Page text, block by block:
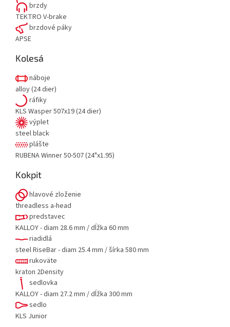
brzdy
TEKTRO V-brake
brzdové páky
APSE
Kolesá
náboje
alloy (24 dier)
ráfiky
KLS Wasper 507x19 (24 dier)
výplet
steel black
plášte
RUBENA Winner 50-507 (24"x1.95)
Kokpit
hlavové zloženie
threadless a-head
predstavec
KALLOY - diam 28.6 mm / dĺžka 60 mm
riadidlá
steel RiseBar - diam 25.4 mm / šírka 580 mm
rukoväte
kraton 2Density
sedlovka
KALLOY - diam 27.2 mm / dĺžka 300 mm
sedlo
KLS Junior